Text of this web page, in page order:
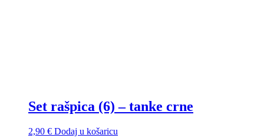
Set rašpica (6) – tanke crne
2,90 € Dodaj u košaricu